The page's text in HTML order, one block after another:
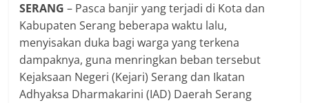
SERANG – Pasca banjir yang terjadi di Kota dan
Kabupaten Serang beberapa waktu lalu,
menyisakan duka bagi warga yang terkena
dampaknya, guna menringkan beban tersebut
Kejaksaan Negeri (Kejari) Serang dan Ikatan
Adhyaksa Dharmakarini (IAD) Daerah Serang